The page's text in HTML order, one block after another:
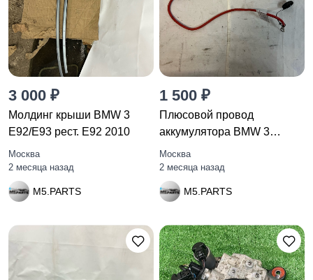
3 000 ₽
Молдинг крыши BMW 3
E92/E93 рест. E92 2010
Москва
2 месяца назад
M5.PARTS
1 500 ₽
Плюсовой провод
аккумулятора BMW 3
E92/E93 рест.
Москва
2 месяца назад
M5.PARTS